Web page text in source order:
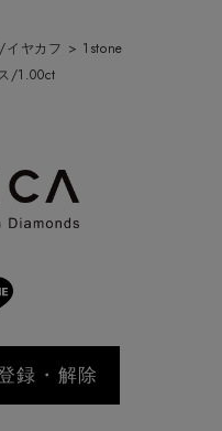
ヤカフ > 1stone
/1.00ct
録・解除